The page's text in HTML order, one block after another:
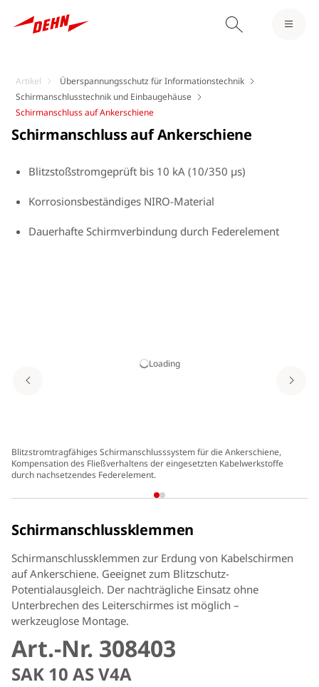
Artikel
Überspannungsschutz für Informationstechnik
Schirmanschlusstechnik und Einbaugehäuse
Schirmanschluss auf Ankerschiene
Loading
Blitzstromtragfähiges Schirmanschlusssystem für die Ankerschiene,
Kompensation des Fließverhaltens der eingesetzten Kabelwerkstoffe
durch nachsetzendes Federelement.
Schirmanschluss auf Ankerschiene
Blitzstoßstromgeprüft bis 10 kA (10/350 µs)
Korrosionsbeständiges NIRO-Material
Dauerhafte Schirmverbindung durch Federelement
Schirmanschlussklemmen
Schirmanschlussklemmen zur Erdung von Kabelschirmen
auf Ankerschiene. Geeignet zum Blitzschutz-
Potentialausgleich. Der nachträgliche Einsatz ohne
Unterbrechen des Leiterschirmes ist möglich –
werkzeuglose Montage.
Art.-Nr. 308403
SAK 10 AS V4A